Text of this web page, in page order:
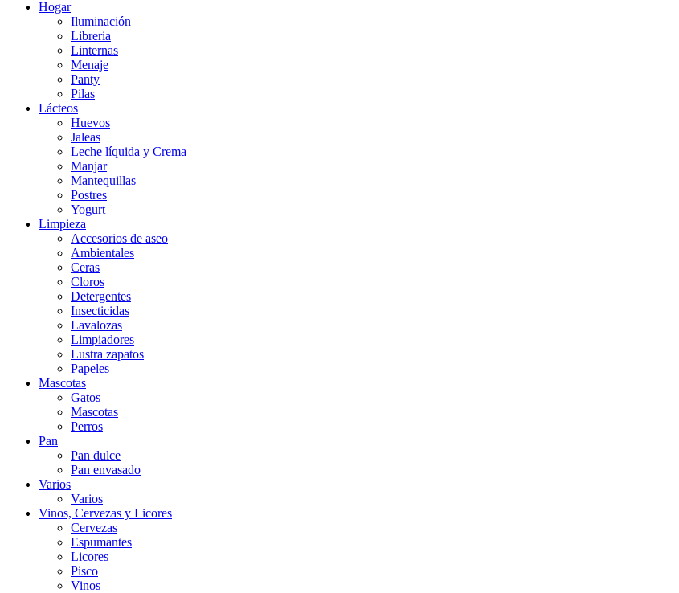
Hogar
Iluminación
Libreria
Linternas
Menaje
Panty
Pilas
Lácteos
Huevos
Jaleas
Leche líquida y Crema
Manjar
Mantequillas
Postres
Yogurt
Limpieza
Accesorios de aseo
Ambientales
Ceras
Cloros
Detergentes
Insecticidas
Lavalozas
Limpiadores
Lustra zapatos
Papeles
Mascotas
Gatos
Mascotas
Perros
Pan
Pan dulce
Pan envasado
Varios
Varios
Vinos, Cervezas y Licores
Cervezas
Espumantes
Licores
Pisco
Vinos